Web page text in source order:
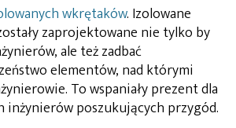
wkrętaków. Izolowane
zaprojektowane nie tylko by
ale też zadbać
elementów, nad którymi
To wspaniały prezent dla
inżynierów poszukujących przygód.